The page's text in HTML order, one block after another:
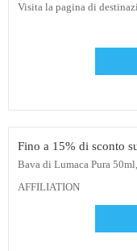
Visita la pagina di
Fino a 15% di sconto
Bava di Lumaca Pura
AFFILIATION